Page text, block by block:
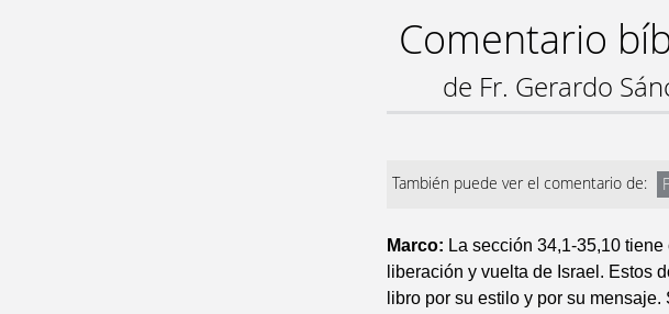
Comentario
de Fr. Gerardo
También puede ver el comentario de:
Marco: La sección 34,1-35,10
liberación y vuelta de Israel. Estos
libro por su estilo y por su